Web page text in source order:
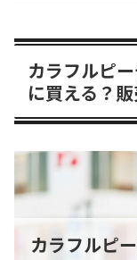
カラフルピ
に買える？
カラフルピ